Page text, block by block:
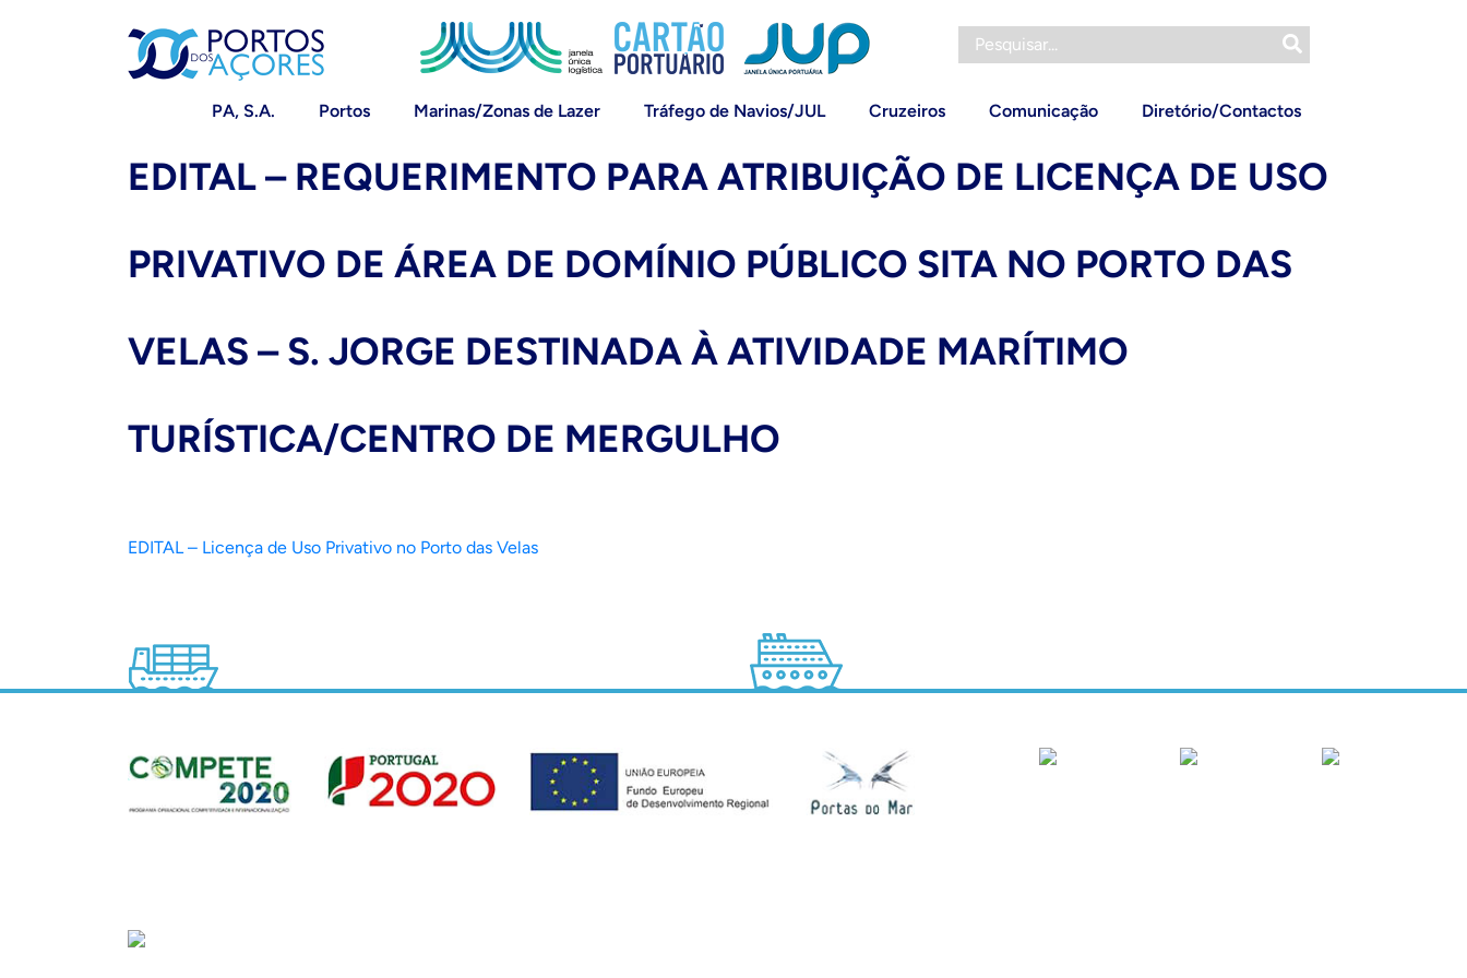
PA, S.A. Portos Marinas/Zonas de Lazer Tráfego de Navios/JUL Cruzeiros Comunicação Diretório/Contactos
EDITAL – REQUERIMENTO PARA ATRIBUIÇÃO DE LICENÇA DE USO
PRIVATIVO DE ÁREA DE DOMÍNIO PÚBLICO SITA NO PORTO DAS
VELAS – S. JORGE DESTINADA À ATIVIDADE MARÍTIMO
TURÍSTICA/CENTRO DE MERGULHO
EDITAL – Licença de Uso Privativo no Porto das Velas